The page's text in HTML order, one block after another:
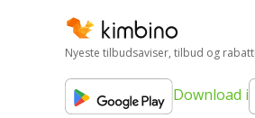
Nyeste tilbudsaviser, tilbud og
Download i